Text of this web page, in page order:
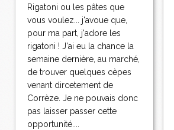
Rigatoni ou les pâtes que
vous voulez... j'avoue que,
pour ma part, j'adore les
rigatoni ! J'ai eu la chance la
semaine dernière, au marché,
de trouver quelques cèpes
venant dircetement de
Corrèze. Je ne pouvais donc
pas laisser passer cette
opportunité....